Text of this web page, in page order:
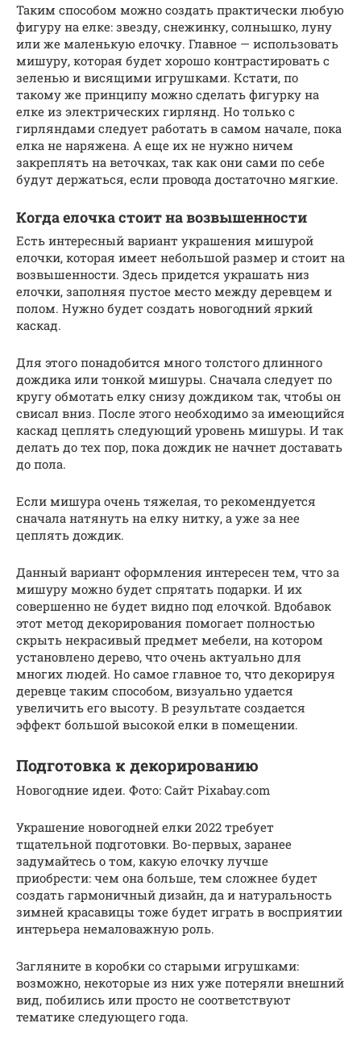
Таким способом можно создать практически любую
фигуру на елке: звезду, снежинку, солнышко, луну
или же маленькую елочку. Главное — использовать
мишуру, которая будет хорошо контрастировать с
зеленью и висящими игрушками. Кстати, по
такому же принципу можно сделать фигурку на
елке из электрических гирлянд. Но только с
гирляндами следует работать в самом начале, пока
елка не наряжена. А еще их не нужно ничем
закреплять на веточках, так как они сами по себе
будут держаться, если провода достаточно мягкие.
Когда елочка стоит на возвышенности
Есть интересный вариант украшения мишурой
елочки, которая имеет небольшой размер и стоит на
возвышенности. Здесь придется украшать низ
елочки, заполняя пустое место между деревцем и
полом. Нужно будет создать новогодний яркий
каскад.
Для этого понадобится много толстого длинного
дождика или тонкой мишуры. Сначала следует по
кругу обмотать елку снизу дождиком так, чтобы он
свисал вниз. После этого необходимо за имеющийся
каскад цеплять следующий уровень мишуры. И так
делать до тех пор, пока дождик не начнет доставать
до пола.
Если мишура очень тяжелая, то рекомендуется
сначала натянуть на елку нитку, а уже за нее
цеплять дождик.
Данный вариант оформления интересен тем, что за
мишуру можно будет спрятать подарки. И их
совершенно не будет видно под елочкой. Вдобавок
этот метод декорирования помогает полностью
скрыть некрасивый предмет мебели, на котором
установлено дерево, что очень актуально для
многих людей. Но самое главное то, что декорируя
деревце таким способом, визуально удается
увеличить его высоту. В результате создается
эффект большой высокой елки в помещении.
Подготовка к декорированию
Новогодние идеи. Фото: Сайт Pixabay.com
Украшение новогодней елки 2022 требует
тщательной подготовки. Во-первых, заранее
задумайтесь о том, какую елочку лучше
приобрести: чем она больше, тем сложнее будет
создать гармоничный дизайн, да и натуральность
зимней красавицы тоже будет играть в восприятии
интерьера немаловажную роль.
Загляните в коробки со старыми игрушками:
возможно, некоторые из них уже потеряли внешний
вид, побились или просто не соответствуют
тематике следующего года.